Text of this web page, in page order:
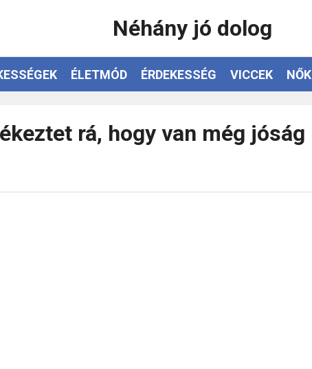
Néhány jó dolog
ÉLETMÓD ÉRDEKESSÉG VICCEK NŐK
rá, hogy van még jóság